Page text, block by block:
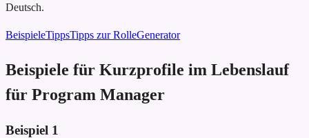
Deutsch.
BeispieleTippsTipps zur RolleGenerator
Beispiele für Kurzprofile im Lebenslauf
für Program Manager
Beispiel 1